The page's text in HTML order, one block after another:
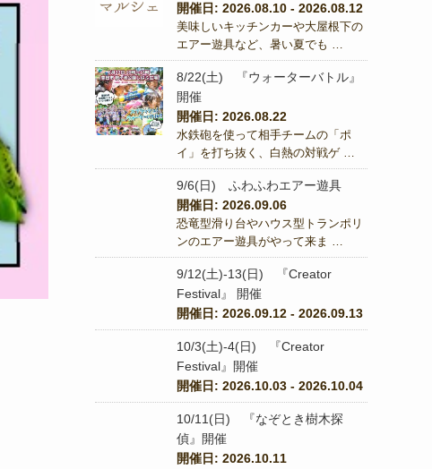
開催日: 2026.08.10 - 2026.08.12
美味しいキッチンカーや大屋根下の
エアー遊具など、暑い夏でも …
8/22(土) 『ウォーターバトル』
開催
開催日: 2026.08.22
水鉄砲を使って相手チームの「ポ
イ」を打ち抜く、白熱の対戦ゲ …
9/6(日) ふわふわエアー遊具
開催日: 2026.09.06
恐竜型滑り台やハウス型トランポリ
ンのエアー遊具がやって来ま …
9/12(土)-13(日) 『Creator
Festival』 開催
開催日: 2026.09.12 - 2026.09.13
10/3(土)-4(日) 『Creator
Festival』開催
開催日: 2026.10.03 - 2026.10.04
10/11(日) 『なぞとき樹木探
偵』開催
開催日: 2026.10.11